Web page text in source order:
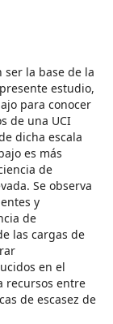
la base de la
estudio,
para conocer
de una UCI
dicha escala
es más
de
Se observa
y
de
las cargas de
en el
recursos entre
de escasez de